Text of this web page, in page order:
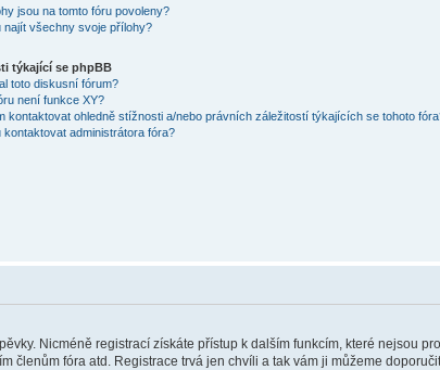
jsou na tomto fóru povoleny?
najít všechny svoje přílohy?
týkající se phpBB
toto diskusní fórum?
není funkce XY?
kontaktovat ohledně stížnosti a/nebo právních záležitostí týkajících se tohoto
kontaktovat administrátora fóra?
Nicméně registrací získáte přístup k dalším funkcím, které nejsou
fóra atd. Registrace trvá jen chvíli a tak vám ji můžeme doporučit.